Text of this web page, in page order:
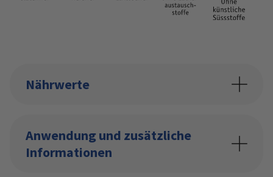
Nährwerte
Anwendung und zusätzliche
Informationen